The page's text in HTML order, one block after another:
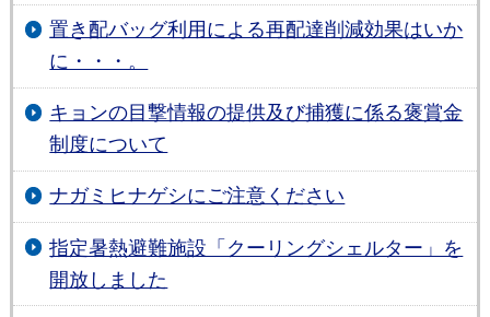
置き配バッグ利用による再配達削減効果はいか
に・・・。
キョンの目撃情報の提供及び捕獲に係る褒賞金
制度について
ナガミヒナゲシにご注意ください
指定暑熱避難施設「クーリングシェルター」を
開放しました